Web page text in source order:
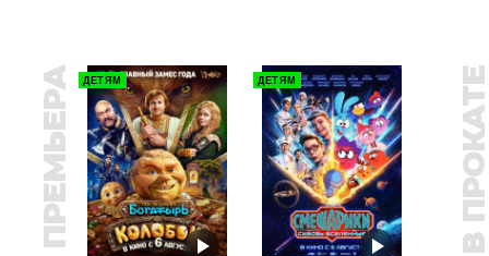
ПРЕМЬЕРА ДЕТЯМ ДЕТЯМ В